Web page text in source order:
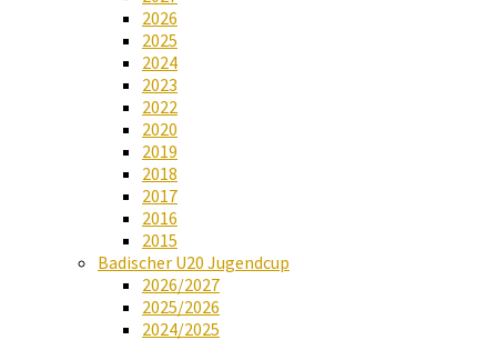
2026
2025
2024
2023
2022
2020
2019
2018
2017
2016
2015
Badischer U20 Jugendcup
2026/2027
2025/2026
2024/2025